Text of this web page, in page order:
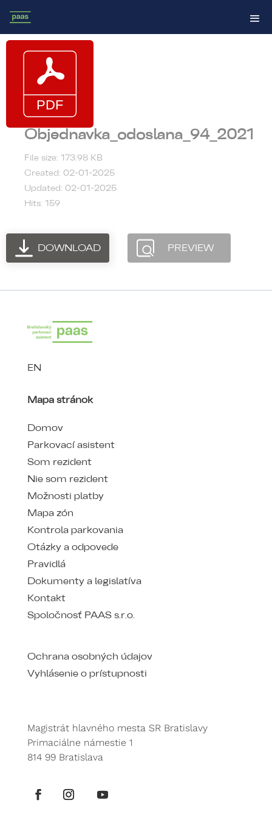
Objednavka_odoslana_94_2021
File size: 173.98 KB
Created: 02-01-2025
Updated: 02-01-2025
Hits: 159
DOWNLOAD PREVIEW
EN
Mapa stránok
Domov
Parkovací asistent
Som rezident
Nie som rezident
Možnosti platby
Mapa zón
Kontrola parkovania
Otázky a odpovede
Pravidlá
Dokumenty a legislatíva
Kontakt
Spoločnosť PAAS s.r.o.
Ochrana osobných údajov
Vyhlásenie o prístupnosti
Magistrát hlavného mesta SR Bratislavy
Primaciálne námestie 1
814 99 Bratislava